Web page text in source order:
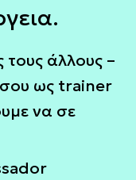
τους άλλους –
σου ως trainer
να σε